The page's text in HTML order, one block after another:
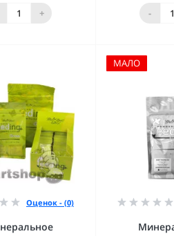
+
В корзину - В
Оценок - (0)
МАЛО